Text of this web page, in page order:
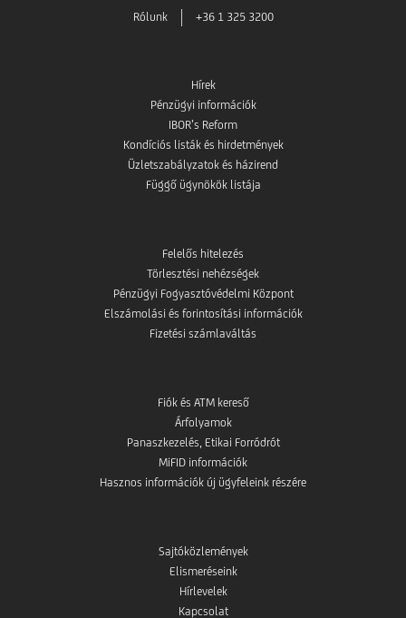
Rólunk +36 1 325 3200
Hírek
Pénzügyi információk
IBOR’s Reform
Kondíciós listák és hirdetmények
Üzletszabályzatok és házirend
Függő ügynökök listája
Felelős hitelezés
Törlesztési nehézségek
Pénzügyi Fogyasztóvédelmi Központ
Elszámolási és forintosítási információk
Fizetési számlaváltás
Fiók és ATM kereső
Árfolyamok
Panaszkezelés, Etikai Forródrót
MiFID információk
Hasznos információk új ügyfeleink részére
Sajtóközlemények
Elismeréseink
Hírlevelek
Kapcsolat